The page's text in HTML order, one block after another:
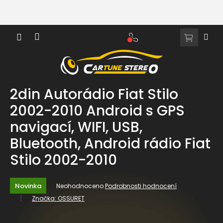
obsah
NÁKUPNÍ
2din Autorádio Fiat Stilo
2002-2010 Android s GPS
navigací, WIFI, USB,
Bluetooth, Android rádio Fiat
Stilo 2002-2010
Novinka
Průměrné
hodnocení
produktu
NeohodnocenoPodrobnosti hodnocení
Značka: OSSURET